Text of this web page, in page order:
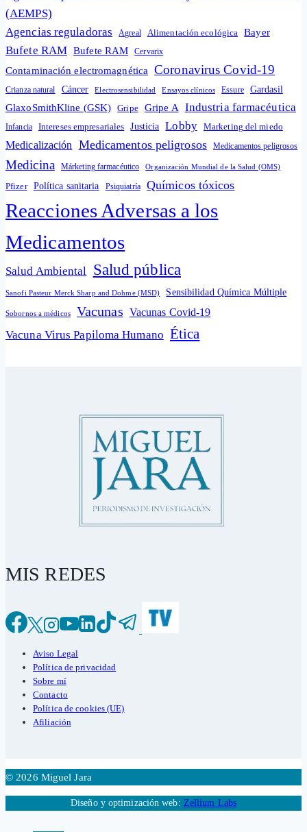
(AEMPS)
Agencias reguladoras
Agreal Alimentación ecológica Bayer
Bufete RAM Bufete RAM Cervarix
Contaminación electromagnética Coronavirus Covid-19
Crianza natural Cáncer Electrosensibilidad Ensayos clínicos Essure Gardasil
GlaxoSmithKline (GSK) Gripe Gripe A Industria farmacéutica
Infancia Intereses empresariales Justicia Lobby Marketing del miedo
Medicalización Medicamentos peligrosos Medicamentos peligrosos
Medicina Márketing farmacéutico Organización Mundial de la Salud (OMS)
Pfizer Política sanitaria Psiquiatría Químicos tóxicos
Reacciones Adversas a los
Medicamentos
Salud Ambiental Salud pública
Sanofi Pasteur Merck Sharp and Dohme (MSD) Sensibilidad Química Múltiple
Sobornos a médicos Vacunas Vacunas Covid-19
Vacuna Virus Papiloma Humano Ética
MIS REDES
Aviso Legal
Política de privacidad
Sobre mí
Contacto
Política de cookies (UE)
Afiliación
© 2026 Miguel Jara
Diseño y optimización web: Zellium Labs